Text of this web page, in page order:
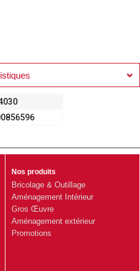
Nos produits
Bricolage & Outillage
Aménagement Intérieur
Gros Œuvre
Aménagement extérieur
Promotions